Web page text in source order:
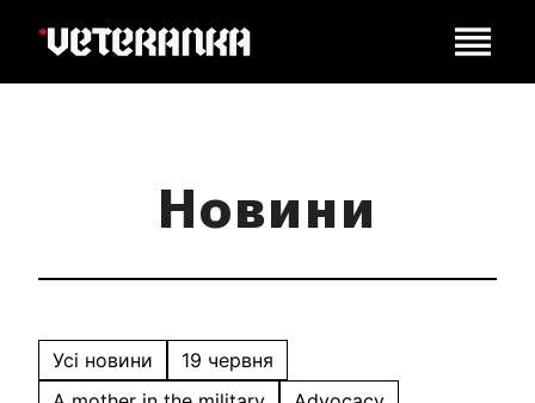
Новини
Усі новини
19 червня